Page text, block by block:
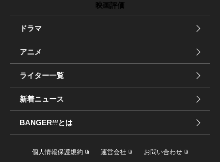
映画評価
ドラマ
アニメ
ライター一覧
新着ニュース
BANGER!!!とは
個人情報保護規約 運営会社 お問い合わせ